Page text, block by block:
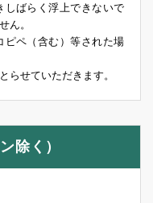
しばらく浮上できないで
ん。
ペ（含む）等された場
らせていただきます。
除く）